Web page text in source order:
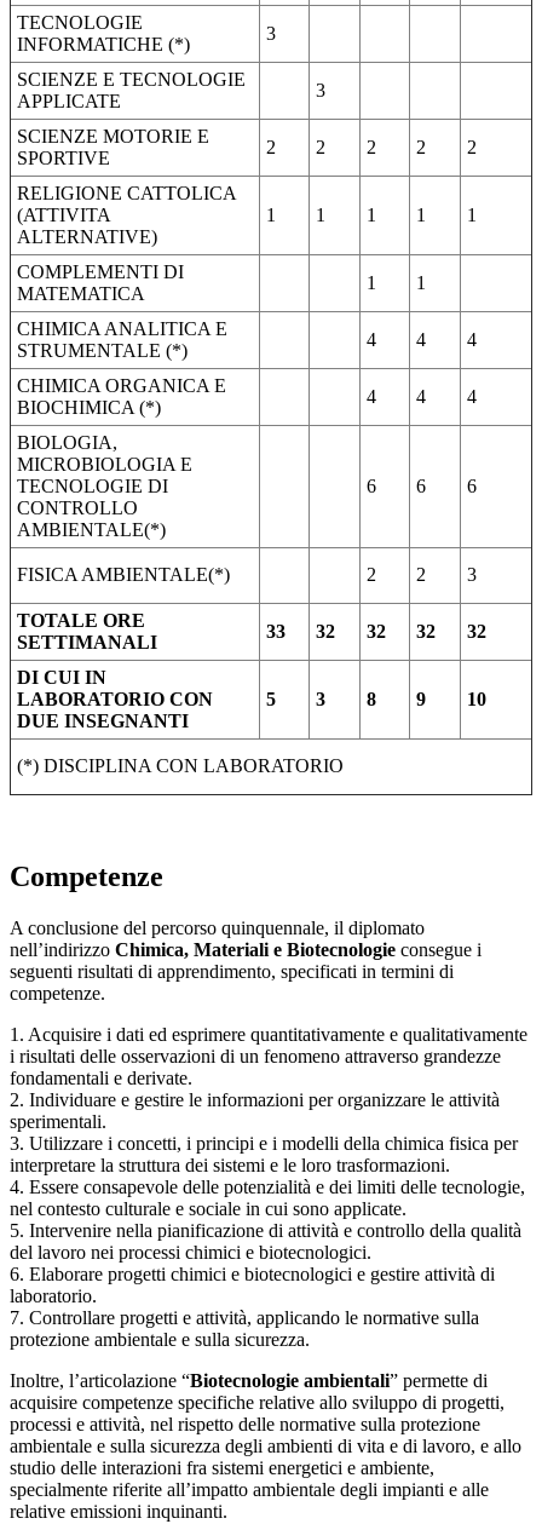
TECNOLOGIE
INFORMATICHE (*)
3
SCIENZE E TECNOLOGIE
APPLICATE
3
SCIENZE MOTORIE E
SPORTIVE
2 2 2 2 2
RELIGIONE CATTOLICA
(ATTIVITA
ALTERNATIVE)
1 1 1 1 1
COMPLEMENTI DI
MATEMATICA
1 1
CHIMICA ANALITICA E
STRUMENTALE (*)
4 4 4
CHIMICA ORGANICA E
BIOCHIMICA (*)
4 4 4
BIOLOGIA,
MICROBIOLOGIA E
TECNOLOGIE DI
CONTROLLO
AMBIENTALE(*)
6 6 6
FISICA AMBIENTALE(*) 2 2 3
TOTALE ORE
SETTIMANALI
33 32 32 32 32
DI CUI IN
LABORATORIO CON
DUE INSEGNANTI
5 3 8 9 10
(*) DISCIPLINA CON LABORATORIO
Competenze
A conclusione del percorso quinquennale, il diplomato
nell’indirizzo Chimica, Materiali e Biotecnologie consegue i
seguenti risultati di apprendimento, specificati in termini di
competenze.
1. Acquisire i dati ed esprimere quantitativamente e qualitativamente
i risultati delle osservazioni di un fenomeno attraverso grandezze
fondamentali e derivate.
2. Individuare e gestire le informazioni per organizzare le attività
sperimentali.
3. Utilizzare i concetti, i principi e i modelli della chimica fisica per
interpretare la struttura dei sistemi e le loro trasformazioni.
4. Essere consapevole delle potenzialità e dei limiti delle tecnologie,
nel contesto culturale e sociale in cui sono applicate.
5. Intervenire nella pianificazione di attività e controllo della qualità
del lavoro nei processi chimici e biotecnologici.
6. Elaborare progetti chimici e biotecnologici e gestire attività di
laboratorio.
7. Controllare progetti e attività, applicando le normative sulla
protezione ambientale e sulla sicurezza.
Inoltre, l’articolazione “Biotecnologie ambientali” permette di
acquisire competenze specifiche relative allo sviluppo di progetti,
processi e attività, nel rispetto delle normative sulla protezione
ambientale e sulla sicurezza degli ambienti di vita e di lavoro, e allo
studio delle interazioni fra sistemi energetici e ambiente,
specialmente riferite all’impatto ambientale degli impianti e alle
relative emissioni inquinanti.